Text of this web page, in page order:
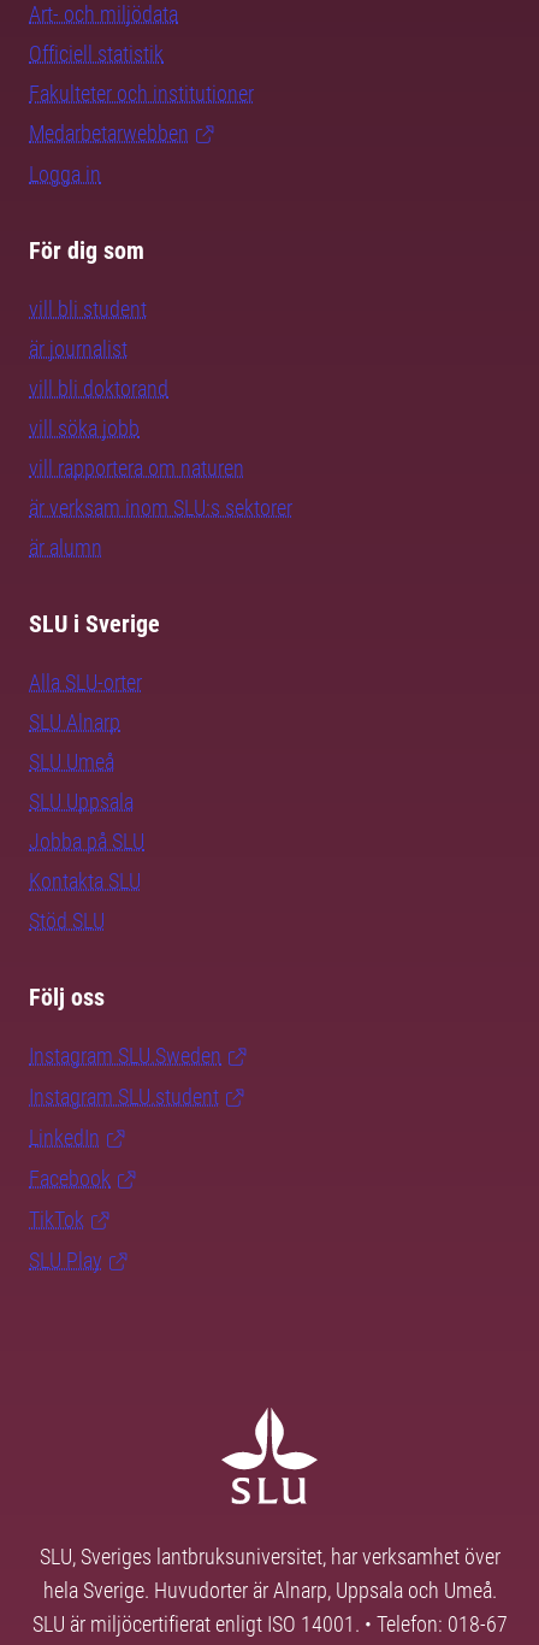
Art- och miljödata
Officiell statistik
Fakulteter och institutioner
Medarbetarwebben
Logga in
För dig som
vill bli student
är journalist
vill bli doktorand
vill söka jobb
vill rapportera om naturen
är verksam inom SLU:s sektorer
är alumn
SLU i Sverige
Alla SLU-orter
SLU Alnarp
SLU Umeå
SLU Uppsala
Jobba på SLU
Kontakta SLU
Stöd SLU
Följ oss
Instagram SLU.Sweden
Instagram SLU.student
LinkedIn
Facebook
TikTok
SLU Play
SLU, Sveriges lantbruksuniversitet, har verksamhet över
hela Sverige. Huvudorter är Alnarp, Uppsala och Umeå.
SLU är miljöcertifierat enligt ISO 14001. • Telefon: 018-67